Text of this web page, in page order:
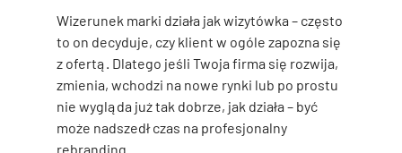
Wizerunek marki działa jak wizytówka – często
to on decyduje, czy klient w ogóle zapozna się
z ofertą. Dlatego jeśli Twoja firma się rozwija,
zmienia, wchodzi na nowe rynki lub po prostu
nie wygląda już tak dobrze, jak działa – być
może nadszedł czas na profesjonalny
rebranding.